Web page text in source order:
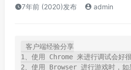
7年前 (2020)发布 admin
客户端经验分享
1、使用 Chrome 来进行调试会好
2、使用 Browser 进行游戏时，如